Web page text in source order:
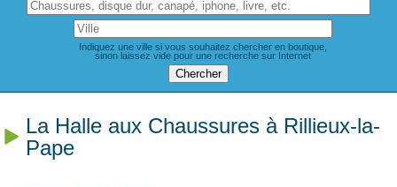
Indiquez une ville si vous souhaitez chercher en boutique,
sinon laissez vide pour une recherche sur Internet
La Halle aux Chaussures à Rillieux-la-
Pape